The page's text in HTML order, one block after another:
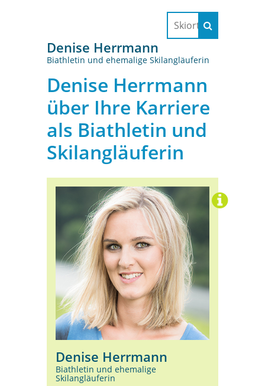
Denise Herrmann
Biathletin und ehemalige Skilangläuferin
Denise Herrmann
über Ihre Karriere
als Biathletin und
Skilangläuferin
Denise Herrmann
Biathletin und ehemalige
Skilangläuferin